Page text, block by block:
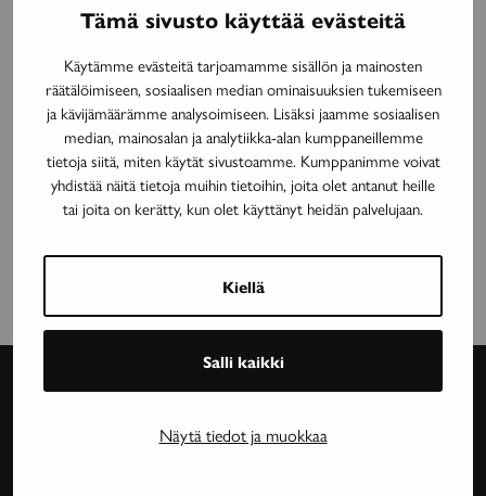
Tämä sivusto käyttää evästeitä
Käytämme evästeitä tarjoamamme sisällön ja mainosten
räätälöimiseen, sosiaalisen median ominaisuuksien tukemiseen
ja kävijämäärämme analysoimiseen. Lisäksi jaamme sosiaalisen
median, mainosalan ja analytiikka-alan kumppaneillemme
tietoja siitä, miten käytät sivustoamme. Kumppanimme voivat
yhdistää näitä tietoja muihin tietoihin, joita olet antanut heille
tai joita on kerätty, kun olet käyttänyt heidän palvelujaan.
Kiellä
Salli kaikki
Näytä tiedot ja muokkaa
MAINOS